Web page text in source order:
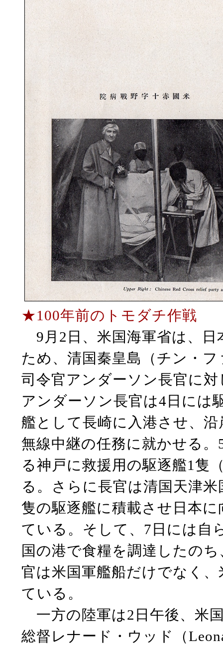
★100年前のトモダチ作戦
9月2日、米国海軍省は、
ため、清国秦皇島（チン・
司令官アンダーソン長官に
アンダーソン長官は4日には
艦として長崎に入港させ、
無線中継の任務に就かせる
る神戸に救援用の駆逐艦1隻
る。さらに長官は清国天津
隻の駆逐艦に積載させ日本
ている。そして、7日には自
国の港で食糧を調達したの
官は米国軍艦船だけでなく
ている。
一方の陸軍は2日午後、米
総督レナード・ウッド（